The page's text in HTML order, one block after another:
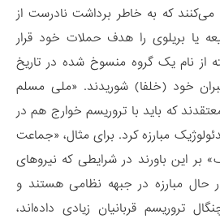
می‌کنند که به خاطر برداشت نادرست از
یا بریلوی را هدف حملات خود قرار
از نام یک گروه منسوخ شده در تاریخ
خود (خلفا) شوریدند. «ملی مسلم
که باید با تروریسم خوارج هم در
مبارزه کرد. برای مثال، «جماعت
بر این باورند در شرایطی که نیروهای
حال مبارزه در جبهه نظامی هستند و
تروریسم قربانیان زیادی داده‌اند،